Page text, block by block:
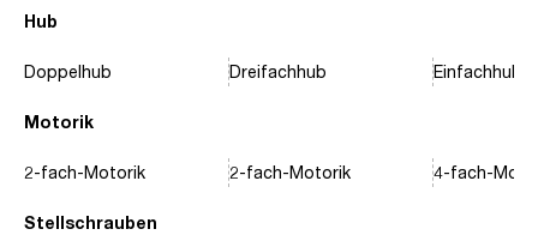
Hub
Motorik
Stellschrauben
Doppelhub
2-fach-Motorik
Dreifachhub
2-fach-Motorik
Einfachhub
4-fach-